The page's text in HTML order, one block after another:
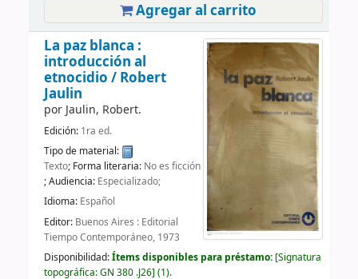
Agregar al carrito
La paz blanca :
introducción al
etnocidio / Robert
Jaulin
por Jaulin, Robert.
Edición: 1ra ed.
Tipo de material:
Texto; Forma literaria: No es ficción
; Audiencia: Especializado;
Idioma: Español
Editor: Buenos Aires : Editorial
Tiempo Contemporáneo, 1973
Disponibilidad:Ítems disponibles para préstamo: Signatura
topográfica:GN 380 .J26 (1).